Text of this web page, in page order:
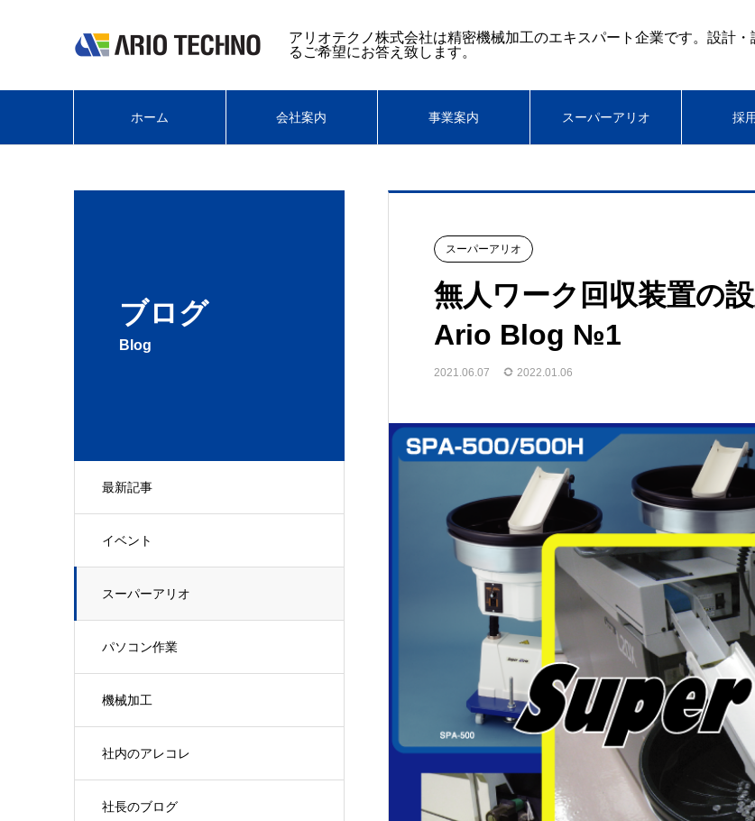
アリオテクノ株式会社は精密機械加工のエキスパート企業です。設計
るご希望にお答え致します。
ホーム 会社案内 事業案内 スーパーアリオ 採
ブログ
Blog
最新記事
イベント
スーパーアリオ
パソコン作業
機械加工
社内のアレコレ
社長のブログ
スーパーアリオ
無人ワーク回収装置の
Ario Blog №1
2021.06.07 2022.01.06